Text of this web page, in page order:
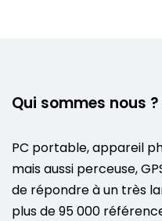
Qui sommes nous ?
PC portable, appareil
mais aussi perceuse,
de répondre à un très
plus de 95 000